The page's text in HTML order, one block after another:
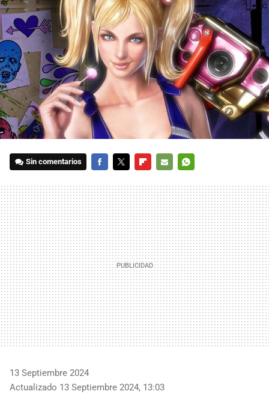
Sin comentarios
MAIL
13 Septiembre 2024
Actualizado 13 Septiembre 2024, 13:03